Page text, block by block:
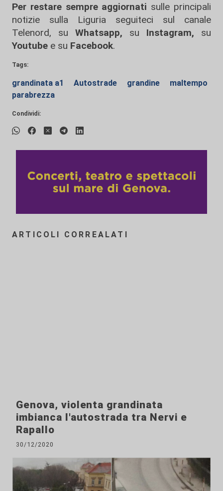
Per restare sempre aggiornati sulle principali
notizie sulla Liguria seguiteci sul canale
Telenord, su
Whatsapp, su Instagram, su
Youtube e su Facebook.
Tags:
grandinata a1 Autostrade grandine
maltempo
parabrezza
Condividi:
ARTICOLI CORREALATI
Genova, violenta grandinata
imbianca l'autostrada tra Nervi e
Rapallo
30/12/2020